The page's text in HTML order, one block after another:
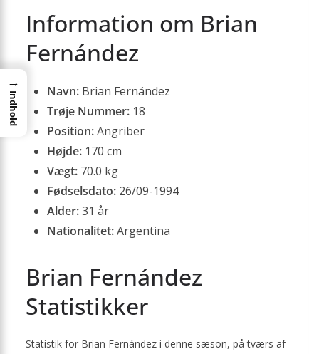
Information om Brian
Fernández
Navn: Brian Fernández
Trøje Nummer: 18
Position:Angriber
Højde: 170 cm
Vægt: 70.0 kg
Fødselsdato: 26/09-1994
Alder:31 år
Nationalitet:Argentina
Brian Fernández
Statistikker
Statistik for Brian Fernández i denne sæson, på tværs af
→
Indhold